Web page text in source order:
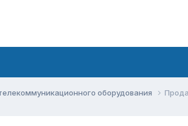
оборудования